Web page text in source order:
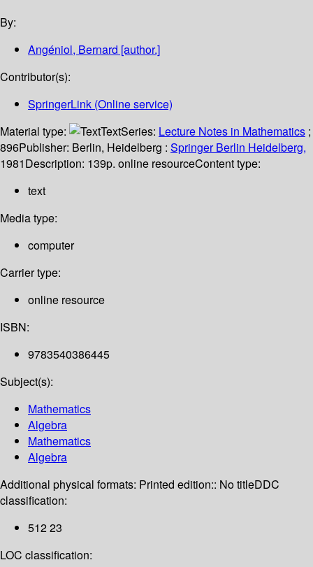
By:
Angéniol, Bernard [author.]
Contributor(s):
SpringerLink (Online service)
Material type:
TextSeries: Lecture Notes in Mathematics ;
896Publisher: Berlin, Heidelberg : Springer Berlin Heidelberg,
1981Description: 139p. online resourceContent type:
text
Media type:
computer
Carrier type:
online resource
ISBN:
9783540386445
Subject(s):
Mathematics
Algebra
Mathematics
Algebra
Additional physical formats: Printed edition:: No titleDDC
classification:
512 23
LOC classification: